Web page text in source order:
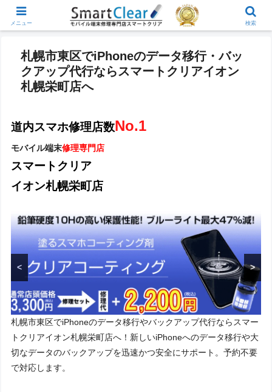
札幌市東区でiPhoneのデータ移行・バッ
クアップ代行ならスマートクリアイオン
札幌栄町店へ
道内スマホ修理店数No.1
モバイル端末修理専門店
スマートクリア
イオン札幌栄町店
< >
札幌市東区でiPhoneのデータ移行やバックアップ代行ならスマー
トクリアイオン札幌栄町店へ！新しいiPhoneへのデータ移行や大
切なデータのバックアップを迅速かつ安全にサポート。予約不要
で対応します。
メニュー 検索